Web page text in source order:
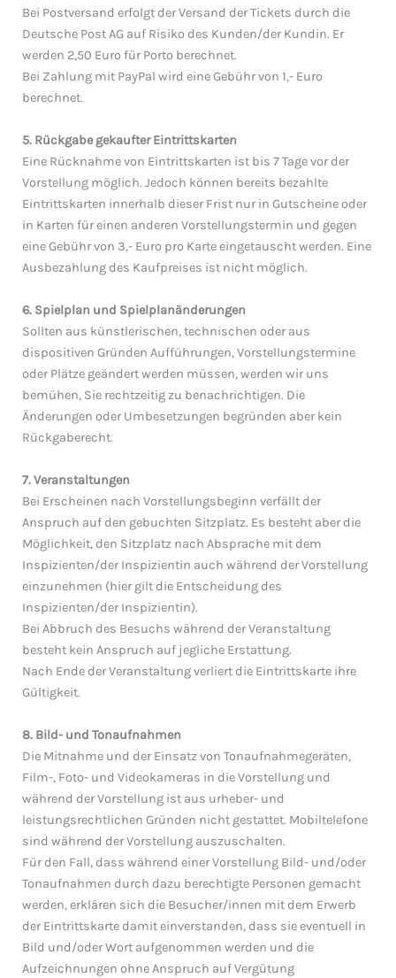
Bei Postversand erfolgt der Versand der Tickets durch die
Deutsche Post AG auf Risiko des Kunden/der Kundin. Er
werden 2,50 Euro für Porto berechnet.
Bei Zahlung mit PayPal wird eine Gebühr von 1,- Euro
berechnet.
5. Rückgabe gekaufter Eintrittskarten
Eine Rücknahme von Eintrittskarten ist bis 7 Tage vor der
Vorstellung möglich. Jedoch können bereits bezahlte
Eintrittskarten innerhalb dieser Frist nur in Gutscheine oder
in Karten für einen anderen Vorstellungstermin und gegen
eine Gebühr von 3,- Euro pro Karte eingetauscht werden. Eine
Ausbezahlung des Kaufpreises ist nicht möglich.
6. Spielplan und Spielplanänderungen
Sollten aus künstlerischen, technischen oder aus
dispositiven Gründen Aufführungen, Vorstellungstermine
oder Plätze geändert werden müssen, werden wir uns
bemühen, Sie rechtzeitig zu benachrichtigen. Die
Änderungen oder Umbesetzungen begründen aber kein
Rückgaberecht.
7. Veranstaltungen
Bei Erscheinen nach Vorstellungsbeginn verfällt der
Anspruch auf den gebuchten Sitzplatz. Es besteht aber die
Möglichkeit, den Sitzplatz nach Absprache mit dem
Inspizienten/der Inspizientin auch während der Vorstellung
einzunehmen (hier gilt die Entscheidung des
Inspizienten/der Inspizientin).
Bei Abbruch des Besuchs während der Veranstaltung
besteht kein Anspruch auf jegliche Erstattung.
Nach Ende der Veranstaltung verliert die Eintrittskarte ihre
Gültigkeit.
8. Bild- und Tonaufnahmen
Die Mitnahme und der Einsatz von Tonaufnahmegeräten,
Film-, Foto- und Videokameras in die Vorstellung und
während der Vorstellung ist aus urheber- und
leistungsrechtlichen Gründen nicht gestattet. Mobiltelefone
sind während der Vorstellung auszuschalten.
Für den Fall, dass während einer Vorstellung Bild- und/oder
Tonaufnahmen durch dazu berechtigte Personen gemacht
werden, erklären sich die Besucher/innen mit dem Erwerb
der Eintrittskarte damit einverstanden, dass sie eventuell in
Bild und/oder Wort aufgenommen werden und die
Aufzeichnungen ohne Anspruch auf Vergütung